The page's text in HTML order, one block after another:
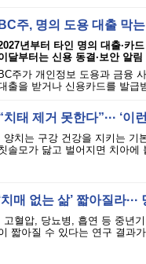
BC주, 명의 도용 대출 막
년부터 타인 명의 대출·카
달부터는 신용 동결·보안 알
BC주가 개인정보 도용과 금융
출을 받거나 신용카드를 발급
치태 제거 못한다”··· ‘
양치는 구강 건강을 지키는 기
솔모가 닳고 벌어지면 치아에
치매 없는 삶’ 짧아질라
고혈압, 당뇨병, 흡연 등 중년
짧아질 수 있다는 연구 결과